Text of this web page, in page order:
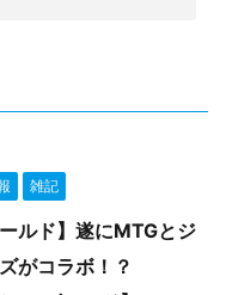
雑記
ルド】遂にMTGとジ
がコラボ！？